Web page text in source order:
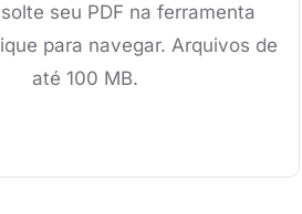
seu PDF na ferramenta
para navegar. Arquivos de
até 100 MB.